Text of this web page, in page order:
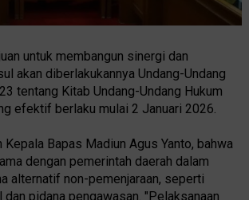
untuk membangun sinergi dan
akan diberlakukannya Undang-Undang
tentang Kitab Undang-Undang Hukum
efektif berlaku mulai 2 Januari 2026.
Kepala Bapas Madiun Agus Yanto, bahwa
dengan pemerintah daerah dalam
alternatif non-pemenjaraan, seperti
pidana pengawasan. "Pelaksanaan